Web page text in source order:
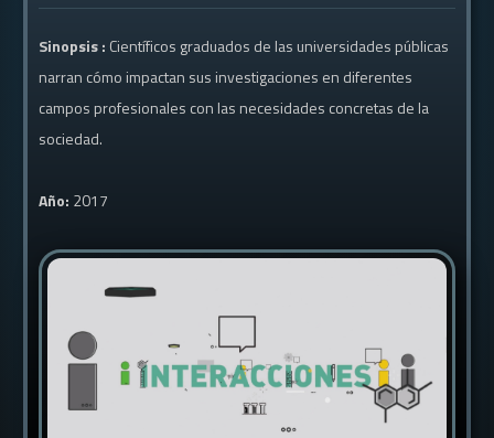
Sinopsis : Científicos graduados de las universidades públicas
narran cómo impactan sus investigaciones en diferentes
campos profesionales con las necesidades concretas de la
sociedad.
Año: 2017